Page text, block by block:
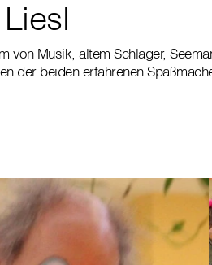
von Musik, altem Schlager,
der beiden erfahrenen